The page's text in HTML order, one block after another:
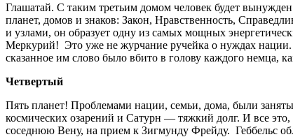
Глашатай. С таким третьим домом человек будет
планет, домов и знаков: Закон, Нравственность,
и узлами, он образует одну из самых мощных
Меркурий! Это уже не журчание ручейка о нуждах нации.
сказанное им слово было вбито в голову каждого немца,
Четвертый
Пять планет! Проблемами нации, семьи, дома, были
космических озарений и Сатурн — тяжкий долг. И все
соседнюю Вену, на прием к Зигмунду Фрейду. Геббельс